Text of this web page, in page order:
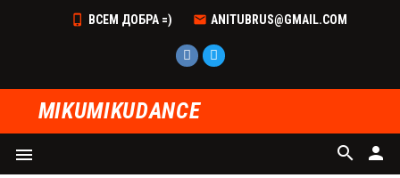
ВСЕМ ДОБРА =) ANITUBRUS@GMAIL.COM
MIKUMIKUDANCE
menu person
search